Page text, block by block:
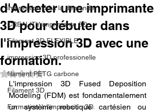
impression 3d à la demande.
CREALITY imprimante 3D
Filament 3D FLEXIBLE
impression 3D professionelle
filament PETG carbone
Filament 3D
Formation à l'impression 3D.
d'Acheter une imprimante
3D pour débuter dans
l'impression 3D avec une
formation.
Noté NaN étoiles sur 5.
L'impression 3D Fused Deposition
Modeling (FDM) est fondamentalement
un système robotique cartésien ou